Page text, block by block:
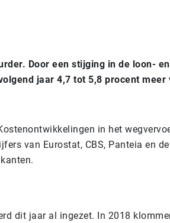
Door een stijging in de loon- en
jaar 4,7 tot 5,8 procent meer
in het
van Eurostat, CBS, Panteia en
dit jaar al ingezet. In 2018